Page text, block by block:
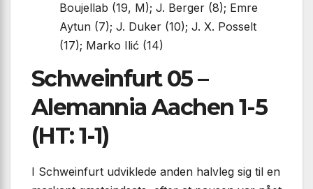
Boujellab (19, M); J. Berger (8); Emre
Aytun (7); J. Duker (10); J. X. Posselt
(17); Marko Ilić (14)
Schweinfurt 05 –
Alemannia Aachen 1-5
(HT: 1-1)
I Schweinfurt udviklede anden halvleg sig til en